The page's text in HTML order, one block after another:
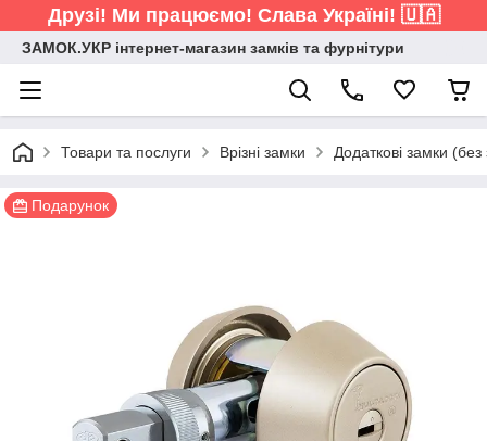
Друзі! Ми працюємо! Слава Україні! 🇺🇦
ЗАМОК.УКР інтернет-магазин замків та фурнітури
Товари та послуги Врізні замки Додаткові замки (без
Подарунок